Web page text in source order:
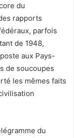
du
rapports
parfois
de 1948,
aux Pays-
de soucoupes
les mêmes faits
du